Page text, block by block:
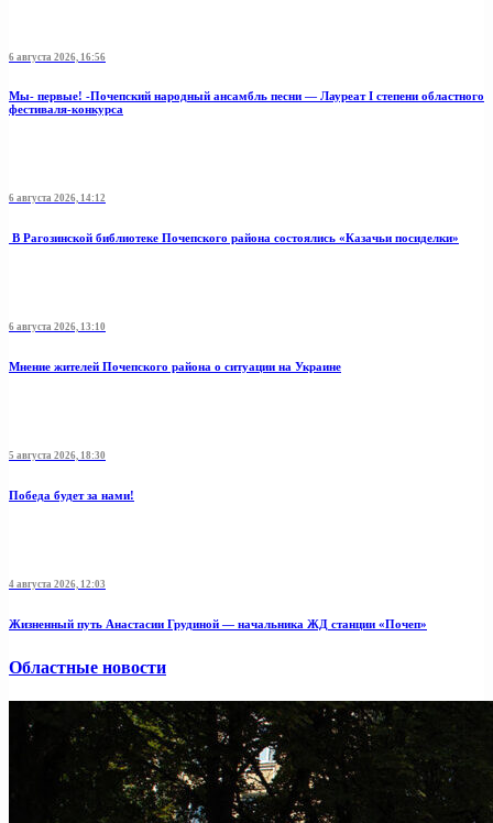
6 августа 2026, 16:56
Мы- первые! -Почепский народный ансамбль песни — Лауреат I степени областного
фестиваля-конкурса
6 августа 2026, 14:12
В Рагозинской библиотеке Почепского района состоялись «Казачьи посиделки»
6 августа 2026, 13:10
Мнение жителей Почепского района о ситуации на Украине
5 августа 2026, 18:30
Победа будет за нами!
4 августа 2026, 12:03
Жизненный путь Анастасии Грудиной — начальника ЖД станции «Почеп»
Областные новости